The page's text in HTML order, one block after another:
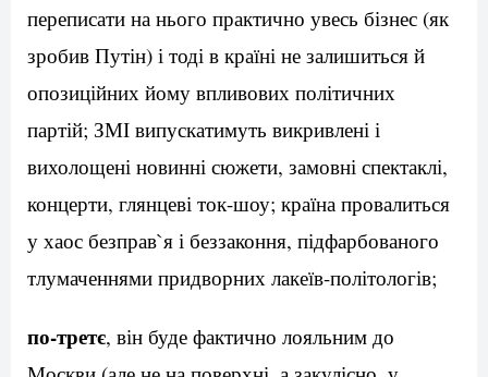
переписати на нього практично увесь бізнес (як
зробив Путін) і тоді в країні не залишиться й
опозиційних йому впливових політичних
партій; ЗМІ випускатимуть викривлені і
вихолощені новинні сюжети, замовні спектаклі,
концерти, глянцеві ток-шоу; країна провалиться
у хаос безправ`я і беззаконня, підфарбованого
тлумаченнями придворних лакеїв-політологів;
по-третє, він буде фактично лояльним до